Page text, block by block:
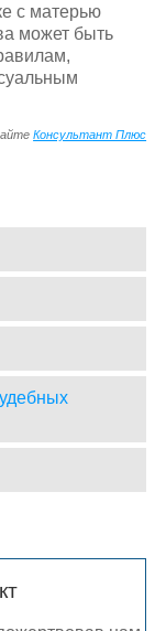
с матерью
может быть
Консультант Плюс